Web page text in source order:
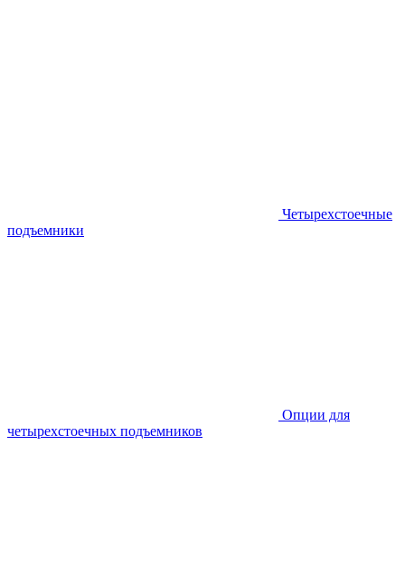
Четырехстоечные
подъемники
Опции для
четырехстоечных подъемников